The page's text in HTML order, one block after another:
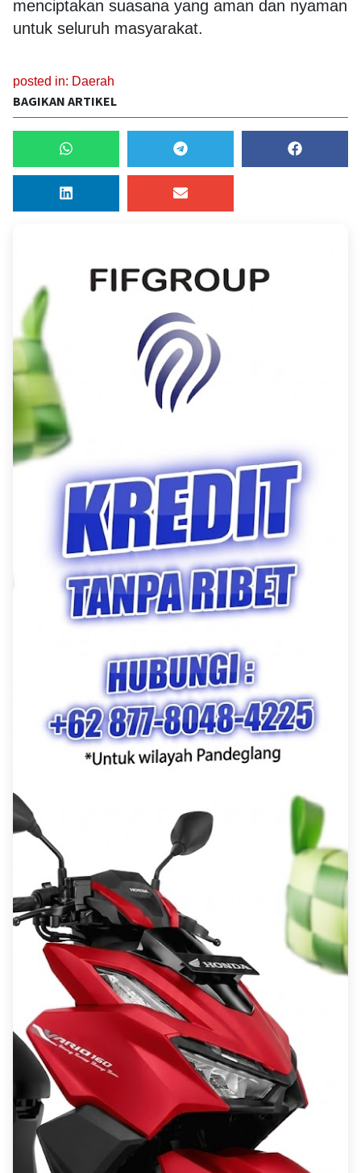
menciptakan suasana yang aman dan nyaman
untuk seluruh masyarakat.
posted in: Daerah
BAGIKAN ARTIKEL